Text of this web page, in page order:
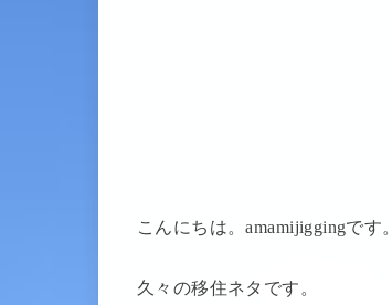
こんにちは。amamijiggingです。
久々の移住ネタです。